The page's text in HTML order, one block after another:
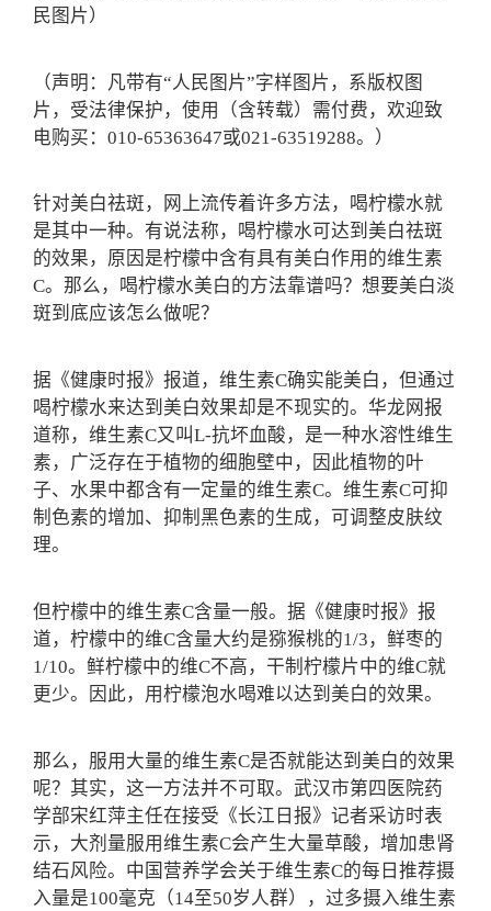
民图片）
（声明：凡带有“人民图片”字样图片，系版权图
片，受法律保护，使用（含转载）需付费，欢迎致
电购买：010-65363647或021-63519288。）
针对美白祛斑，网上流传着许多方法，喝柠檬水就
是其中一种。有说法称，喝柠檬水可达到美白祛斑
的效果，原因是柠檬中含有具有美白作用的维生素
C。那么，喝柠檬水美白的方法靠谱吗？想要美白淡
斑到底应该怎么做呢？
据《健康时报》报道，维生素C确实能美白，但通过
喝柠檬水来达到美白效果却是不现实的。华龙网报
道称，维生素C又叫L-抗坏血酸，是一种水溶性维生
素，广泛存在于植物的细胞壁中，因此植物的叶
子、水果中都含有一定量的维生素C。维生素C可抑
制色素的增加、抑制黑色素的生成，可调整皮肤纹
理。
但柠檬中的维生素C含量一般。据《健康时报》报
道，柠檬中的维C含量大约是猕猴桃的1/3，鲜枣的
1/10。鲜柠檬中的维C不高，干制柠檬片中的维C就
更少。因此，用柠檬泡水喝难以达到美白的效果。
那么，服用大量的维生素C是否就能达到美白的效果
呢？其实，这一方法并不可取。武汉市第四医院药
学部宋红萍主任在接受《长江日报》记者采访时表
示，大剂量服用维生素C会产生大量草酸，增加患肾
结石风险。中国营养学会关于维生素C的每日推荐摄
入量是100毫克（14至50岁人群），过多摄入维生素